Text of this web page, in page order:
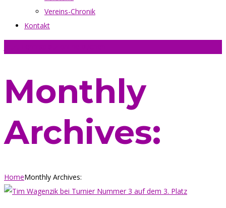
Vereins-Chronik
Kontakt
Monthly
Archives:
HomeMonthly Archives: